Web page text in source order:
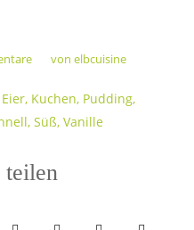
vonelbcuisine
Eier, Kuchen, Pudding,
,Süß,Vanille
teilen